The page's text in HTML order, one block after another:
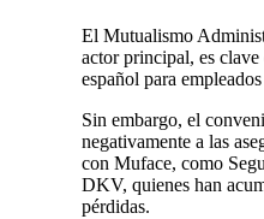
El Mutualismo
actor principal, es
español para
Sin embargo, el
negativamente a las
con Muface, como
DKV, quienes han
pérdidas.